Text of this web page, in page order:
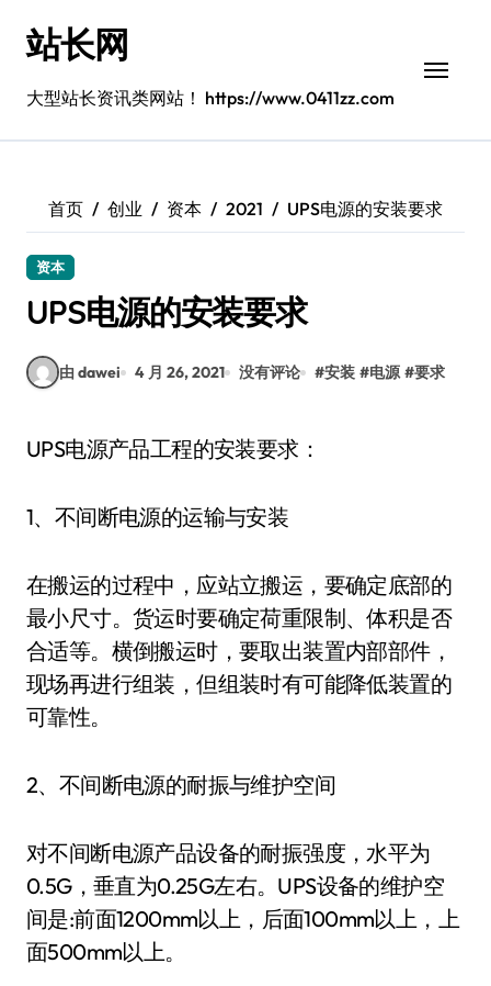
站长网
大型站长资讯类网站！ https://www.0411zz.com
首页 创业 资本 2021 UPS电源的安装要求
资本
UPS电源的安装要求
由 dawei 4 月 26, 2021 没有评论 #安装 #电源 #要求
UPS电源产品工程的安装要求：
1、不间断电源的运输与安装
在搬运的过程中，应站立搬运，要确定底部的
最小尺寸。货运时要确定荷重限制、体积是否
合适等。横倒搬运时，要取出装置内部部件，
现场再进行组装，但组装时有可能降低装置的
可靠性。
2、不间断电源的耐振与维护空间
对不间断电源产品设备的耐振强度，水平为
0.5G，垂直为0.25G左右。UPS设备的维护空
间是:前面1200mm以上，后面100mm以上，上
面500mm以上。